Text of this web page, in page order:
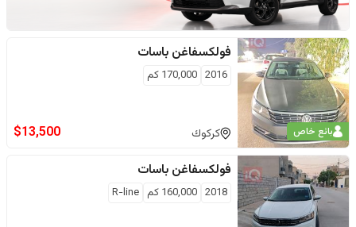
بائع خاص
فولكسفاغن باسات
2016
170,000 كم
كركوك $13,500
فولكسفاغن باسات
2018
160,000 كم R-line